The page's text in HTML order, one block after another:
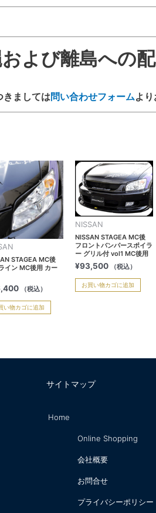
ー
～
ま
使
よび離島への
きましては問い合わせフォームよ
STAGEA MC後
イン MC後用 カー
（税込）
い物カゴに追加
NISSAN
NISSAN STAGEA MC後
フロントバンパースポイラ
ー グリル付 vol1 MC後用
¥93,500 （税込）
お買い物カゴに追加
サイトマップ
Home
Online Shopping
会社概要
お問合せ
プライバシーポリシー